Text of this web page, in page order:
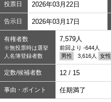
投票日 2026年03月22日
告示日 2026年03月17日
有権者数
※無投票時は選挙
人名簿登録者数
7,579人
前回より -644人
男性
3,616人 女性
定数/候補者数 12 / 15
事由・ポイント 任期満了